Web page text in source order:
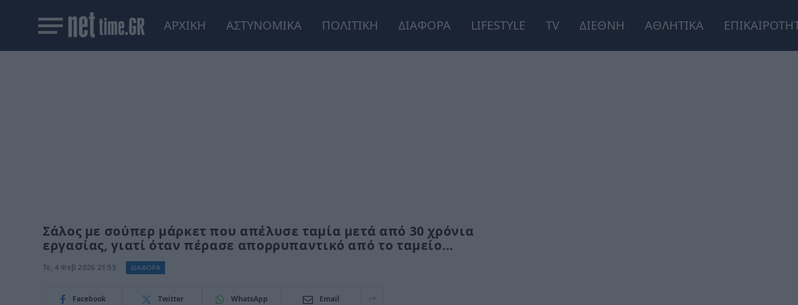
ΑΡΧΙΚΗ ΑΣΤΥΝΟΜΙΚΑ ΠΟΛΙΤΙΚΗ ΔΙΑΦΟΡΑ LIFESTYLE TV ΔΙΕΘΝΗ ΑΘΛΗΤΙΚΑ
Σάλος με σούπερ μάρκετ που απέλυσε ταμία μετά από 30 χρόνια
εργασίας, γιατί όταν πέρασε απορρυπαντικό από το ταμείο…
Τε, 4 Φεβ 2026 21:55 ΔΙΑΦΟΡΑ
Facebook Twitter WhatsApp Email